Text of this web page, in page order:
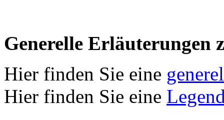
Generelle Erläuterungen
Hier finden Sie eine
Hier finden Sie eine